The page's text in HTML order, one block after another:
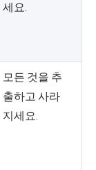
세요.
모든 것을 추
출하고 사라
지세요.